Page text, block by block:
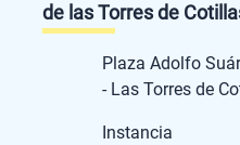
de las Torres de
Plaza Adolfo
- Las Torres de
Instancia